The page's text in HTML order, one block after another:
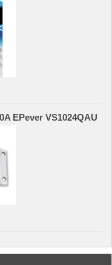
EPever VS1024QAU